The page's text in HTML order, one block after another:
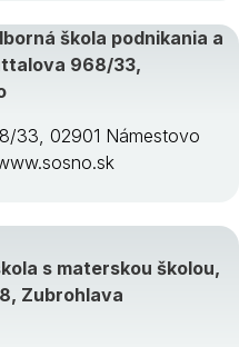
škola podnikania a
968/33,
33, 02901 Námestovo
s materskou školou,
Zubrohlava